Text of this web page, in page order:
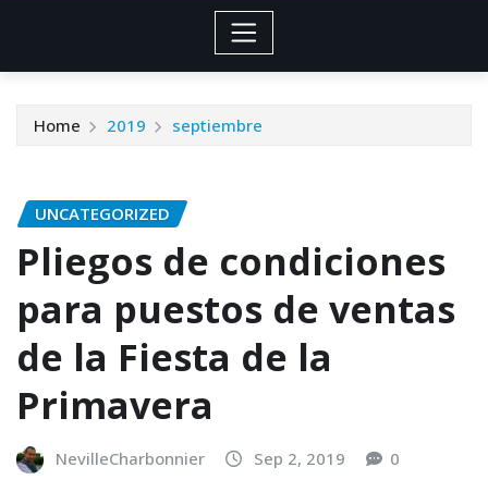
Home 2019 septiembre
UNCATEGORIZED
Pliegos de condiciones
para puestos de ventas
de la Fiesta de la
Primavera
NevilleCharbonnier Sep 2, 2019 0